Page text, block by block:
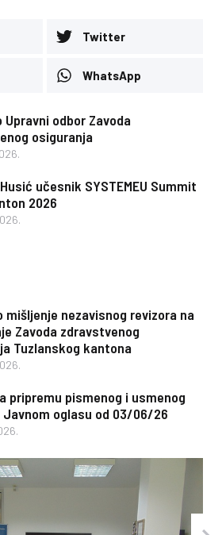
Twitter
WhatsApp
Upravni odbor Zavoda
osiguranja
učesnik SYSTEMEU Summit
2026
mišljenje nezavisnog revizora na
Zavoda zdravstvenog
Tuzlanskog kantona
pripremu pismenog i usmenog
oglasu od 03/06/26